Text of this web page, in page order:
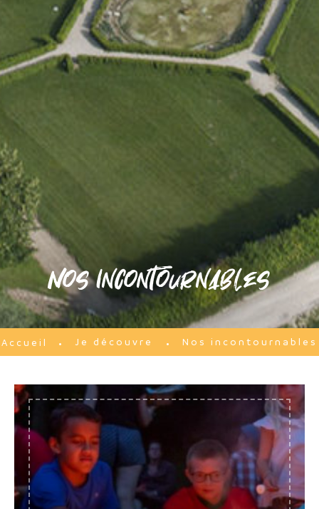
Nos incontournables
Accueil Je découvre Nos incontournables